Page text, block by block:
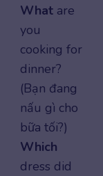
What are
you
cooking for
dinner?
(Bạn đang
nấu gì cho
bữa tối?)
Which
dress did